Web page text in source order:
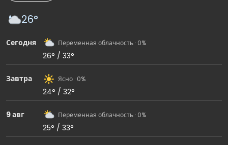
26°
Сегодня Переменная облачность · 0%
26° / 33°
Завтра Ясно · 0%
24° / 32°
9 авг Переменная облачность · 0%
25° / 33°